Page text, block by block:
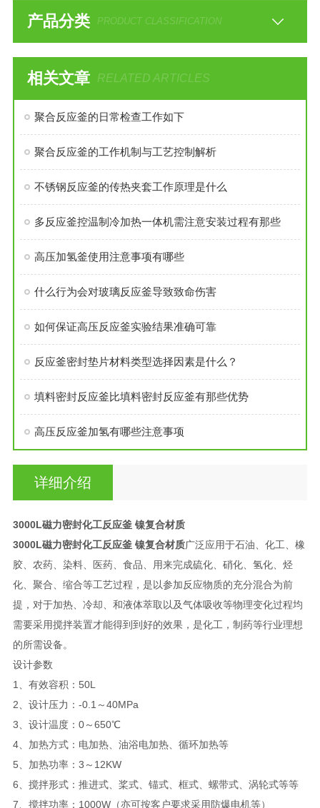
产品分类 PRODUCT CLASSIFICATION
相关文章 RELATED ARTICLES
聚合反应釜的日常检查工作如下
聚合反应釜的工作机制与工艺控制解析
不锈钢反应釜的传热夹套工作原理是什么
多反应釜控温制冷加热一体机需注意安装过程有那些
高压加氢釜使用注意事项有哪些
什么行为会对玻璃反应釜导致致命伤害
如何保证高压反应釜实验结果准确可靠
反应釜密封垫片材料类型选择因素是什么？
填料密封反应釜比填料密封反应釜有那些优势
高压反应釜加氢有哪些注意事项
详细介绍
3000L磁力密封化工反应釜 镍复合材质
3000L磁力密封化工反应釜 镍复合材质广泛应用于石油、化工、橡
胶、农药、染料、医药、食品、用来完成硫化、硝化、氢化、烃
化、聚合、缩合等工艺过程，是以参加反应物质的充分混合为前
提，对于加热、冷却、和液体萃取以及气体吸收等物理变化过程均
需要采用搅拌装置才能得到到好的效果，是化工，制药等行业理想
的所需设备。
设计参数
1、有效容积：50L
2、设计压力：-0.1～40MPa
3、设计温度：0～650℃
4、加热方式：电加热、油浴电加热、循环加热等
5、加热功率：3～12KW
6、搅拌形式：推进式、桨式、锚式、框式、螺带式、涡轮式等等
7、搅拌功率：1000W（亦可按客户要求采用防爆电机等）